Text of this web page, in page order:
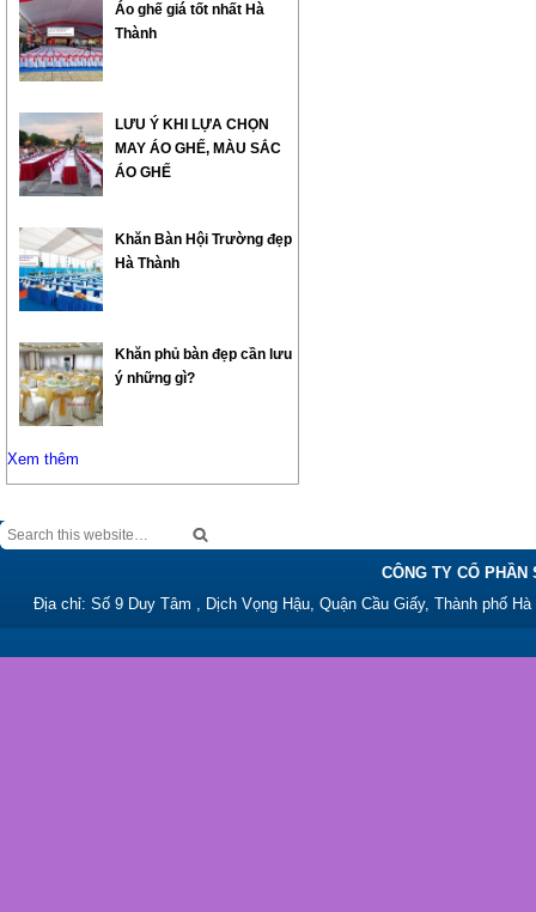
Áo ghế giá tốt nhất Hà
Thành
LƯU Ý KHI LỰA CHỌN
MAY ÁO GHẾ, MÀU SẮC
ÁO GHẾ
Khăn Bàn Hội Trường đẹp
Hà Thành
Khăn phủ bàn đẹp cần lưu
ý những gì?
Xem thêm
CÔNG TY CỔ
Địa chỉ: Số 9 Duy Tâm , Dịch Vọng Hậu, Quận Cầu Giấy, Thành phố